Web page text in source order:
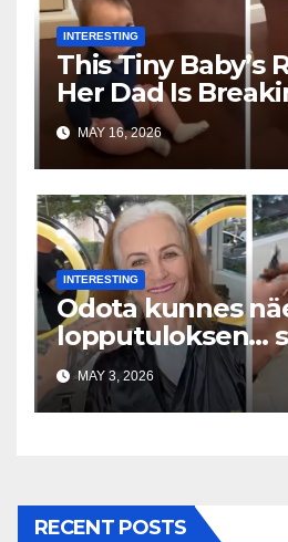
INTERESTING
This Tiny Baby’s
Her Dad Is
Everywhere
MAY 16, 2026
INTERESTING
Odota kunnes
lopputuloksen…
uskomaton
MAY 3, 2026
RECENT POSTS